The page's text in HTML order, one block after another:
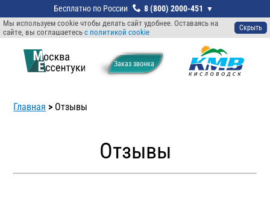
Мы используем cookie чтобы делать сайт удобнее. Оставаясь на
сайте, вы соглашаетесь с политикой cookie Скрыть
Заказ звонкa
8 (800) 2000-451
Главная > Отзывы
Отзывы